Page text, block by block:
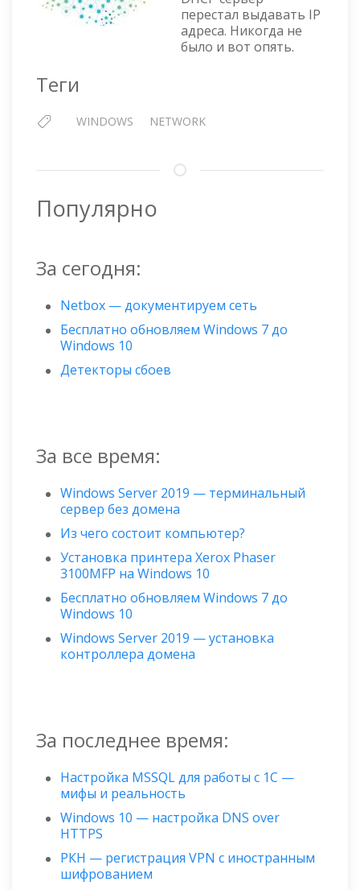
перестал выдавать IP
адреса. Никогда не
было и вот опять.
Теги
WINDOWS NETWORK
Популярно
За сегодня:
Netbox — документируем сеть
Бесплатно обновляем Windows 7 до
Windows 10
Детекторы сбоев
За все время:
Windows Server 2019 — терминальный
сервер без домена
Из чего состоит компьютер?
Установка принтера Xerox Phaser
3100MFP на Windows 10
Бесплатно обновляем Windows 7 до
Windows 10
Windows Server 2019 — установка
контроллера домена
За последнее время:
Настройка MSSQL для работы с 1С —
мифы и реальность
Windows 10 — настройка DNS over
HTTPS
РКН — регистрация VPN с иностранным
шифрованием